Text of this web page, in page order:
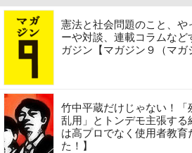
憲法と社会問題のこと、や
ーや対談、連載コラムな
ガジン【マガジン９（マガ
竹中平蔵だけじゃない！
乱用」とトンデモ主張する
は高プロでなく使用者教育
た！】